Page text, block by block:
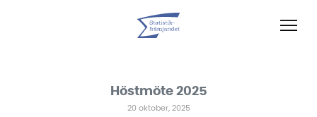
Höstmöte 2025
20 oktober, 2025